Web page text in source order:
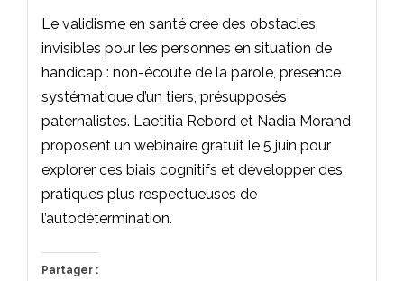
Le validisme en santé crée des obstacles
invisibles pour les personnes en situation de
handicap : non-écoute de la parole, présence
systématique d’un tiers, présupposés
paternalistes. Laetitia Rebord et Nadia Morand
proposent un webinaire gratuit le 5 juin pour
explorer ces biais cognitifs et développer des
pratiques plus respectueuses de
l’autodétermination.
Partager :